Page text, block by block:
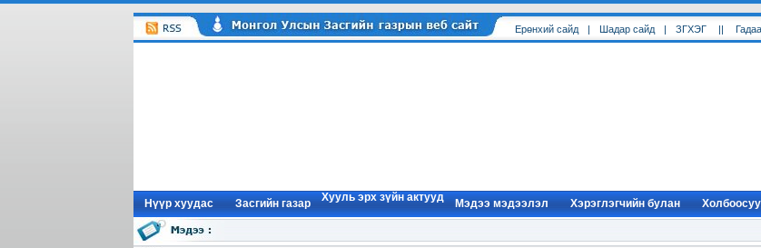
Ерөнхий cайд | Шадар сайд | ЗГХЭГ ||
Нүүр xуудас Засгийн газар Хууль эрх зүйн актууд Мэдээ мэдээлэл Хэрэглэгчийн булан